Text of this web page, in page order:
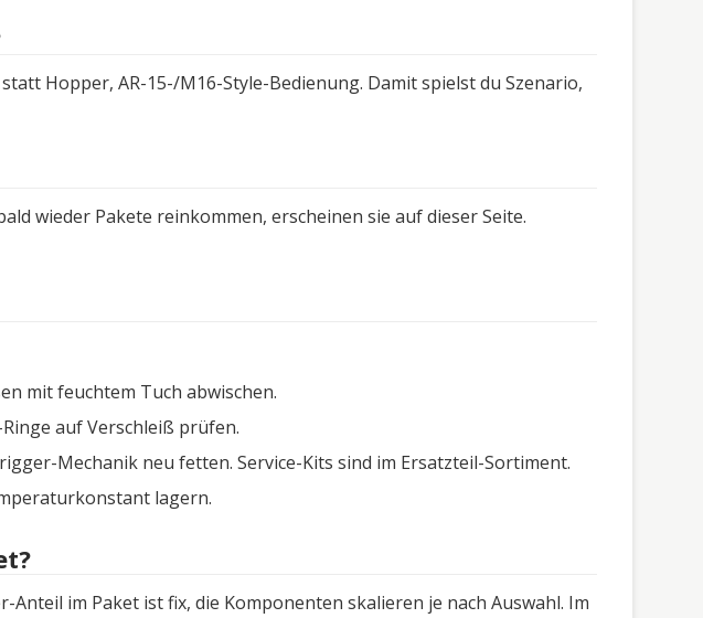
Hopper, AR-15-/M16-Style-Bedienung. Damit spielst du Szenario,
wieder Pakete reinkommen, erscheinen sie auf dieser Seite.
mit feuchtem Tuch abwischen.
auf Verschleiß prüfen.
Mechanik neu fetten. Service-Kits sind im Ersatzteil-Sortiment.
lagern.
im Paket ist fix, die Komponenten skalieren je nach Auswahl. Im